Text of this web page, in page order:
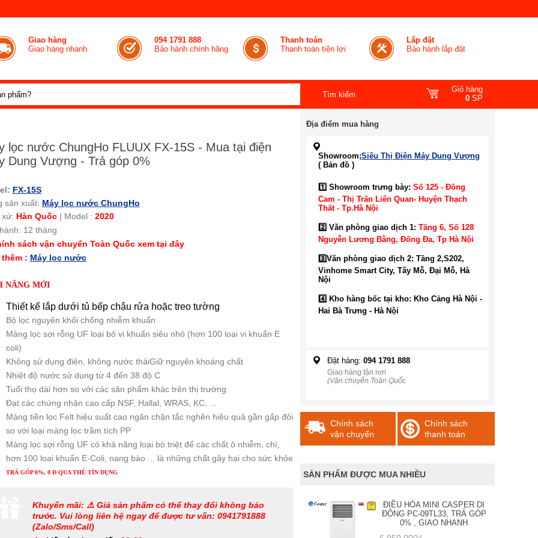
Giao hàng
Giao hàng nhanh
094 1791 888
Bảo hành chính hãng
Thanh toán
Thanh toán tiện lợi
Lắp đặt
Bảo hành lắp đặt
Giỏ hàng
0 SP
lọc nước ChungHo FLUUX FX-15S - Mua tại điện
Dung Vượng - Trả góp 0%
FX-15S
sản xuất: Máy lọc nước ChungHo
xứ: Hàn Quốc | Model : 2020
12 tháng
sách vận chuyển Toàn Quốc xem tại đây
thêm : Máy lọc nước
NĂNG MỚI
Thiết kế lắp dưới tủ bếp chậu rửa hoặc treo tường
Bộ lọc nguyên khối chống nhiễm khuẩn
Màng lọc sợi rỗng UF loại bỏ vi khuẩn siêu nhỏ (hơn 100 loại vi khuẩn E
coli)
Không sử dụng điện, không nước thảiGiữ nguyên khoáng chất
Nhiệt độ nước sử dụng từ 4 đến 38 độ C
Tuổi thọ dài hơn so với các sản phẩm khác trên thị trường
Đạt các chứng nhận cao cấp NSF, Hallal, WRAS, KC, ...
Màng tiền lọc Felt hiệu suất cao ngăn chặn tắc nghẽn hiệu quả gần gấp đôi
so với loại màng lọc trầm tích PP
Màng lọc sợi rỗng UF có khả năng loại bỏ triệt để các chất ô nhiễm, chì,
hơn 100 loại khuẩn E-Coli, nang bào ... là những chất gây hại cho sức khỏe
TRẢ GÓP 0%, 0 Đ QUA THẺ TÍN DỤNG
Khuyến mãi: ⚠️ Giá sản phẩm có thể thay đổi không báo
trước. Vui lòng liên hệ ngay để được tư vấn: 0941791888
(Zalo/Sms/Call)
Địa điểm mua hàng
Showroom;Siêu Thị Điện Máy Dung Vượng
( Bản đồ )
1️⃣ Showroom trưng bày: Số 125 - Đồng
Cam - Thị Trấn Liên Quan- Huyện Thạch
Thất - Tp.Hà Nội
2️⃣ Văn phòng giao dịch 1: Tầng 6, Số 128
Nguyễn Lương Bằng, Đống Đa, Tp Hà Nội
3️⃣Văn phòng giao dịch 2: Tầng 2,S202,
Vinhome Smart City, Tây Mỗ, Đại Mỗ, Hà
Nội
4️⃣ Kho hàng bốc tại kho: Kho Cảng Hà Nội -
Hai Bà Trưng - Hà Nội
Đặt hàng: 094 1791 888
Giao hàng tận nơi
(Vận chuyển Toàn Quốc
Chính sách
vận chuyển
Chính sách
thanh toán
SẢN PHẨM ĐƯỢC MUA NHIỀU
ĐIỀU HÒA MINI CASPER DI
ĐỘNG PC-09TL33, TRẢ GÓP
0% , GIAO NHANH